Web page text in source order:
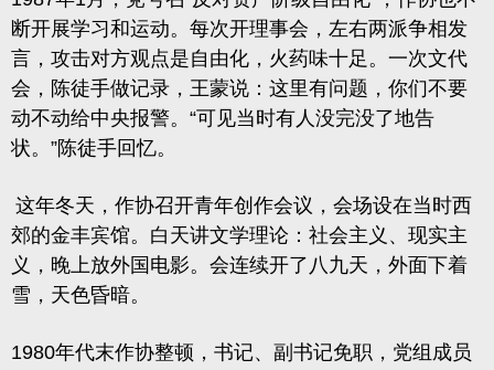
断开展学习和运动。每次开理事会，左右两派争相发
言，攻击对方观点是自由化，火药味十足。一次文代
会，陈徒手做记录，王蒙说：这里有问题，你们不要
动不动给中央报警。“可见当时有人没完没了地告
状。”陈徒手回忆。
这年冬天，作协召开青年创作会议，会场设在当时西
郊的金丰宾馆。白天讲文学理论：社会主义、现实主
义，晚上放外国电影。会连续开了八九天，外面下着
雪，天色昏暗。
1980年代末作协整顿，书记、副书记免职，党组成员